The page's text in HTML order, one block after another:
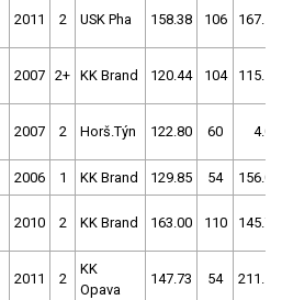
2011 2 USK Pha 158.38 106 167.52
2007 2+ KK Brand 120.44 104 115.50
2007 2 Horš.Týn 122.80 60 4.00
2006 1 KK Brand 129.85 54 156.04
2010 2 KK Brand 163.00 110 145.76
2011 2
KK
Opava
147.73 54 211.50